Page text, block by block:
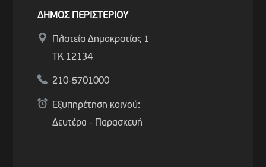
ΔΗΜΟΣ ΠΕΡΙΣΤΕΡΙΟΥ
Πλατεία Δημοκρατίας 1
ΤΚ 12134
210-5701000
Εξυπηρέτηση κοινού:
Δευτέρα - Παρασκευή